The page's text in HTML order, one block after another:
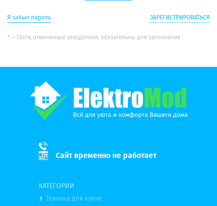
Я забыл пароль ЗАРЕГИСТРИРОВАТЬСЯ
* — Поля, отмеченные звездочкой, обязательны для заполнения
Сайт временно не работает
КАТЕГОРИИ
Техника для кухни